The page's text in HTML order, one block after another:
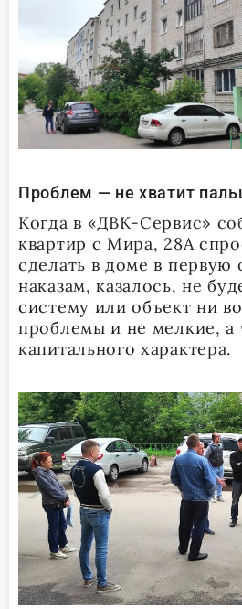
Проблем — не хватит
Когда в «ДВК-Сервис»
квартир с Мира, 28А
сделать в доме в первую
наказам, казалось, не
систему или объект ни
проблемы и не мелкие, а
капитального характера.